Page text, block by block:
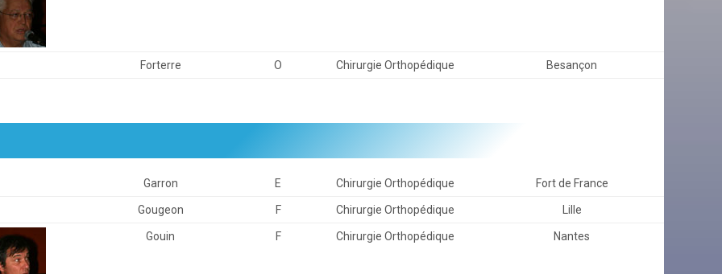
Forterre O Chirurgie Orthopédique Besançon
Garron E Chirurgie Orthopédique Fort de France
Gougeon F Chirurgie Orthopédique Lille
Gouin F Chirurgie Orthopédique Nantes